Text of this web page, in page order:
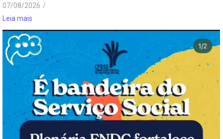
07/08/2026 /
Leia mais